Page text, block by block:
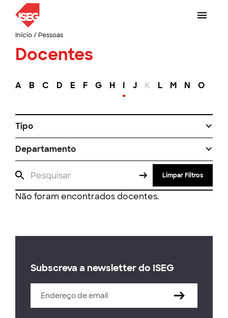
Início/ Pessoas
Docentes
A B C D E F G H I J K L M N O
Tipo
Departamento
Limpar Filtros
Não foram encontrados docentes.
Subscreva a newsletter do ISEG